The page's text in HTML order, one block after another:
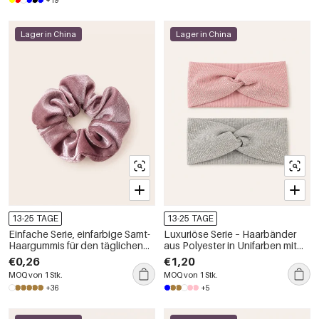
Lager in China
13-25 TAGE
Einfache Serie, einfarbige Samt-
Haargummis für den täglichen
Gebrauch
€0,26
MOQ von 1 Stk.
+36
Lager in China
13-25 TAGE
Luxuriöse Serie – Haarbänder
aus Polyester in Unifarben mit
Strasssteinen für den täglichen
Gebrauch
€1,20
MOQ von 1 Stk.
+5